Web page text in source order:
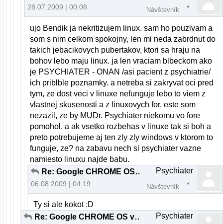
28.07.2009 | 00:08 Návštevník
ujo Bendik ja nekritizujem linux. sam ho pouzivam a
som s nim celkom spokojny, len mi neda zabrdnut do
takich jebacikovych pubertakov, ktori sa hraju na
bohov lebo maju linux. ja len vraciam blbeckom ako
je PSYCHIATER - ONAN /asi pacient z psychiatrie/
ich priblble poznamky. a netreba si zakryvat oci pred
tym, ze dost veci v linuxe nefunguje lebo to viem z
vlastnej skusenosti a z linuxovych for. este som
nezazil, ze by MUDr. Psychiater niekomu vo fore
pomohol. a ak vsetko rozbehas v linuxe tak si boh a
preto potrebujeme aj ten zly zly windows v ktorom to
funguje, ze? na zabavu nech si psychiater vazne
namiesto linuxu najde babu.
Re: Google CHROME OS v2.00 beta
06.08.2009 | 04:19
Psychiater
Návštevník
Ty si ale kokot :D
Re: Google CHROME OS v2.00 beta
Psychiater